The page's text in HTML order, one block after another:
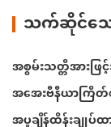
သက်ဆိုင်သေ